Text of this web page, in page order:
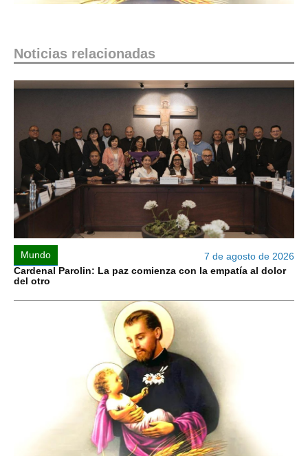
Noticias relacionadas
Mundo
7 de agosto de 2026
Cardenal Parolin: La paz comienza con la empatía al dolor
del otro